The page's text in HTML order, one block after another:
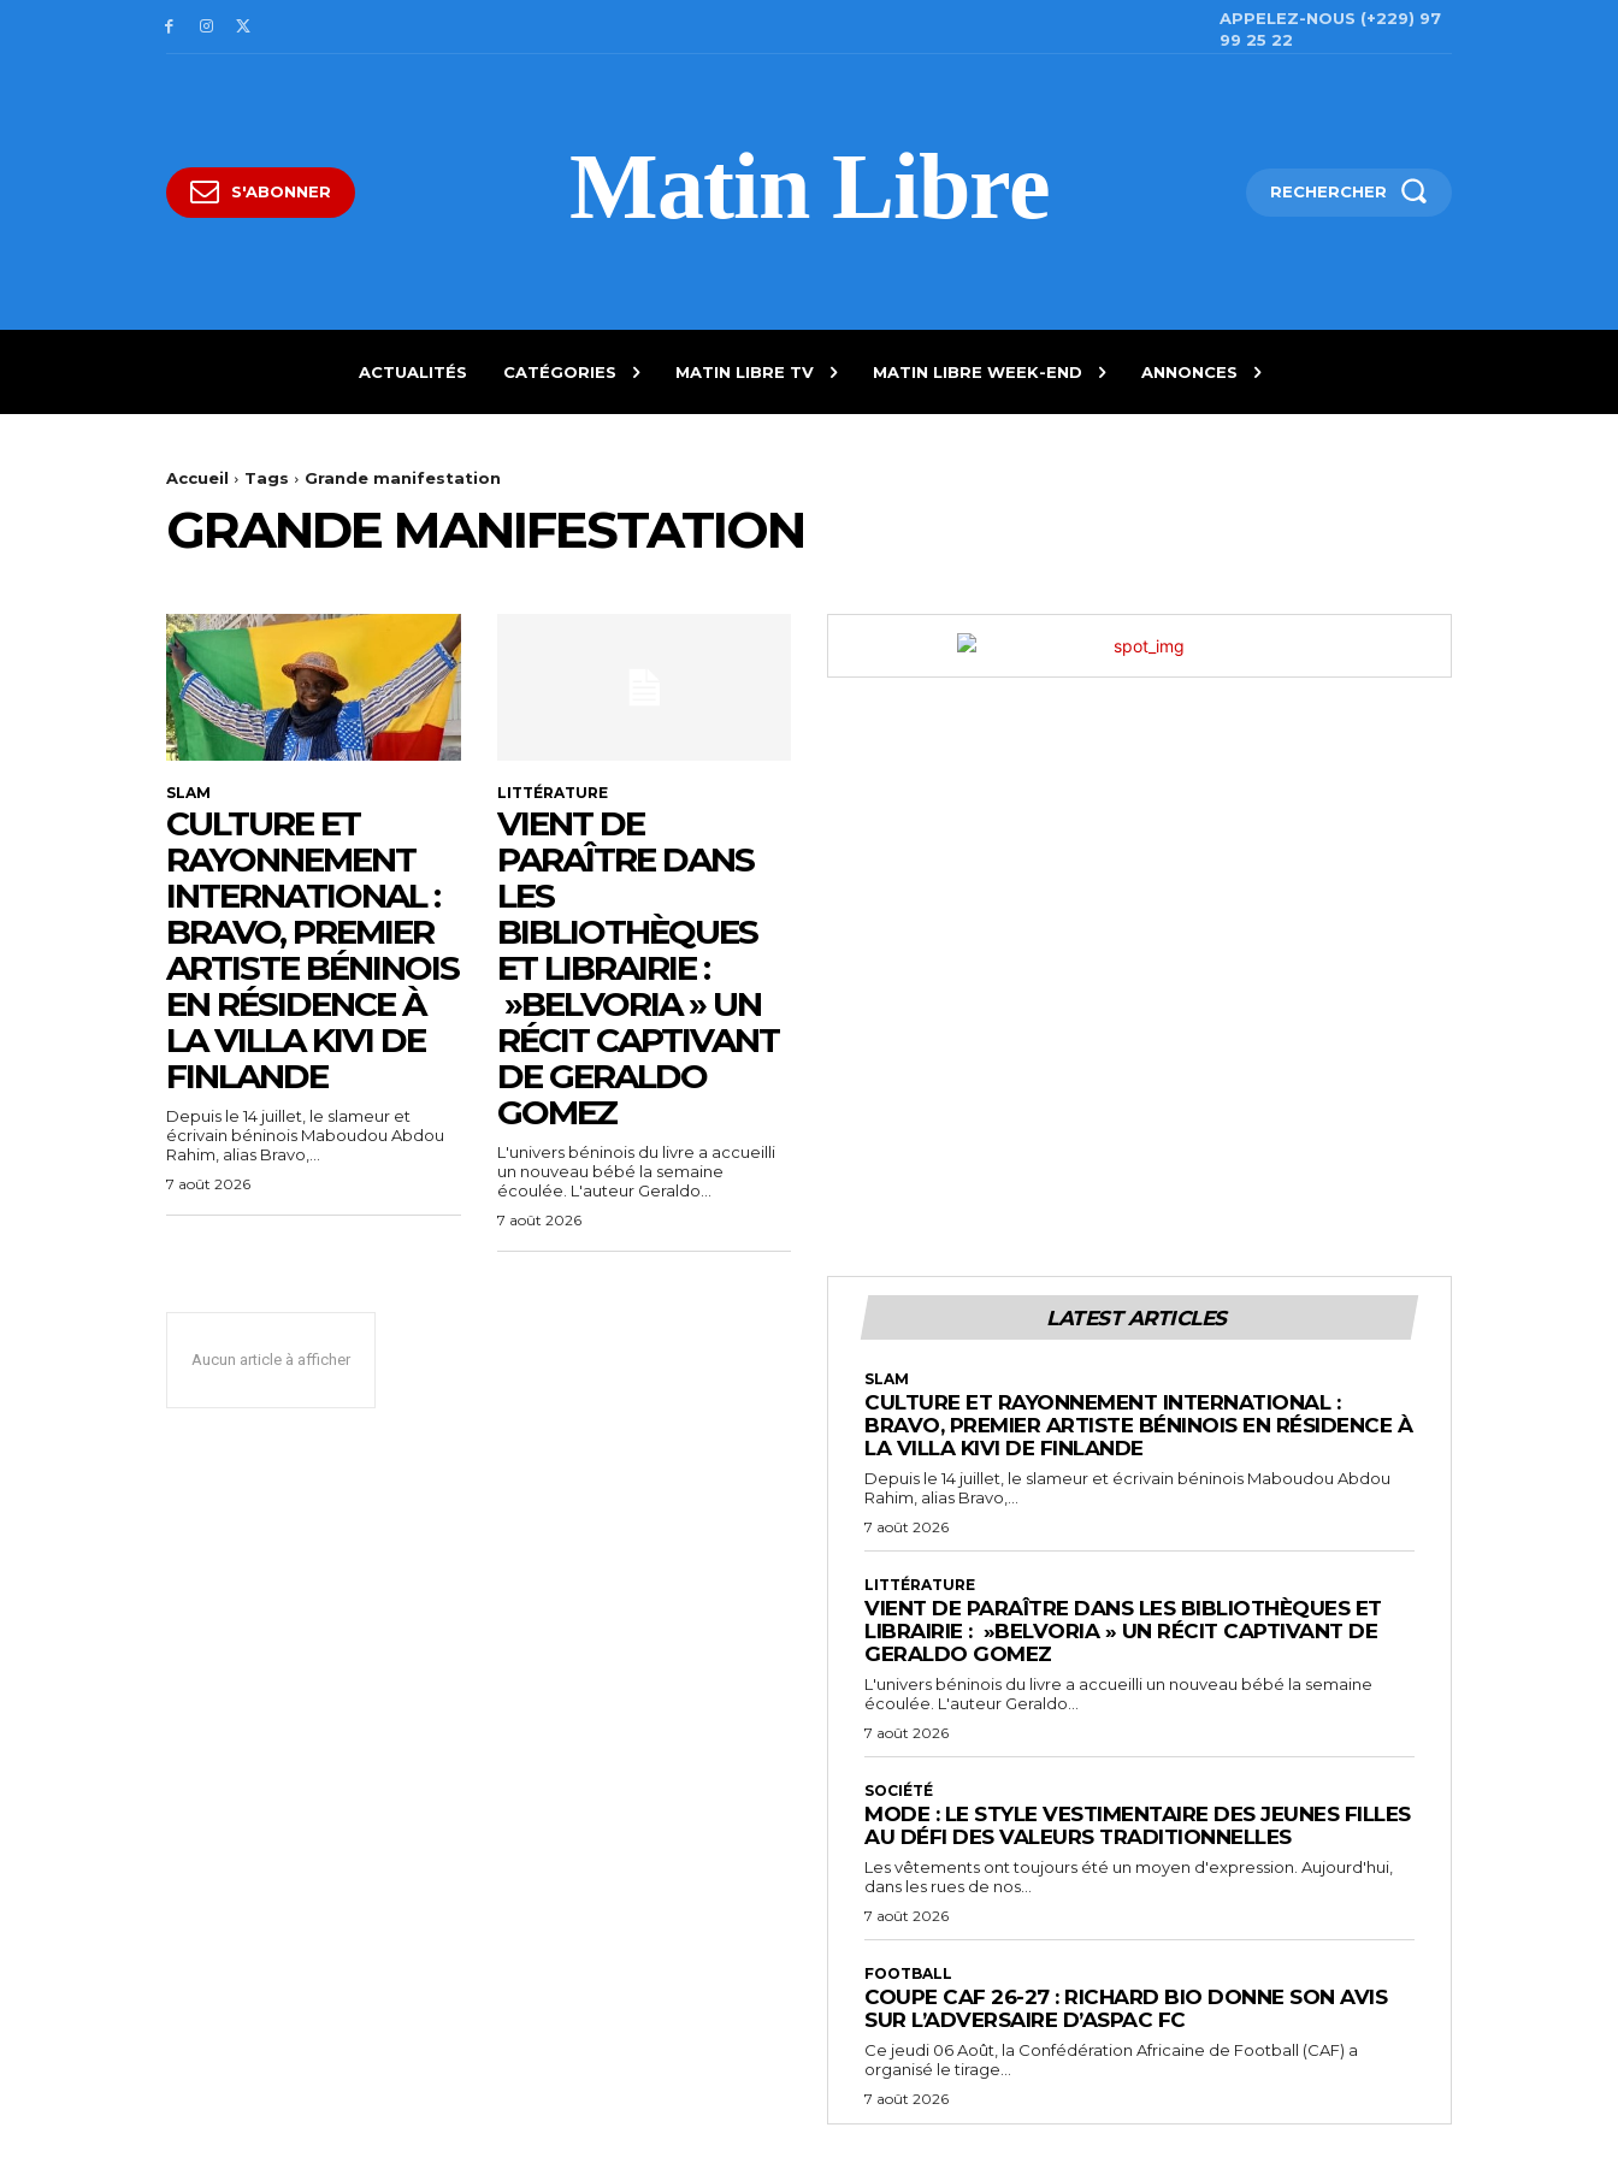
APPELEZ-NOUS (+229) 97
99 25 22
S'ABONNER Matin Libre RECHERCHER
ACTUALITÉS CATÉGORIES MATIN LIBRE TV MATIN LIBRE WEEK-END ANNONCES
Accueil Tags Grande manifestation
GRANDE MANIFESTATION
SLAM
CULTURE ET
RAYONNEMENT
INTERNATIONAL :
BRAVO, PREMIER
ARTISTE BÉNINOIS
EN RÉSIDENCE À
LA VILLA KIVI DE
FINLANDE
Depuis le 14 juillet, le slameur et
écrivain béninois Maboudou Abdou
Rahim, alias Bravo,...
7 août 2026
LITTÉRATURE
VIENT DE
PARAÎTRE DANS
LES
BIBLIOTHÈQUES
ET LIBRAIRIE :
»BELVORIA » UN
RÉCIT CAPTIVANT
DE GERALDO
GOMEZ
L'univers béninois du livre a accueilli
un nouveau bébé la semaine
écoulée. L'auteur Geraldo...
7 août 2026
Aucun article à afficher
LATEST ARTICLES
SLAM
CULTURE ET RAYONNEMENT INTERNATIONAL :
BRAVO, PREMIER ARTISTE BÉNINOIS EN RÉSIDENCE À
LA VILLA KIVI DE FINLANDE
Depuis le 14 juillet, le slameur et écrivain béninois Maboudou Abdou
Rahim, alias Bravo,...
7 août 2026
LITTÉRATURE
VIENT DE PARAÎTRE DANS LES BIBLIOTHÈQUES ET
LIBRAIRIE : »BELVORIA » UN RÉCIT CAPTIVANT DE
GERALDO GOMEZ
L'univers béninois du livre a accueilli un nouveau bébé la semaine
écoulée. L'auteur Geraldo...
7 août 2026
SOCIÉTÉ
MODE : LE STYLE VESTIMENTAIRE DES JEUNES FILLES
AU DÉFI DES VALEURS TRADITIONNELLES
Les vêtements ont toujours été un moyen d'expression. Aujourd'hui,
dans les rues de nos...
7 août 2026
FOOTBALL
COUPE CAF 26-27 : RICHARD BIO DONNE SON AVIS
SUR L’ADVERSAIRE D’ASPAC FC
‎Ce jeudi 06 Août, la Confédération Africaine de Football (CAF) a
organisé le tirage...
7 août 2026